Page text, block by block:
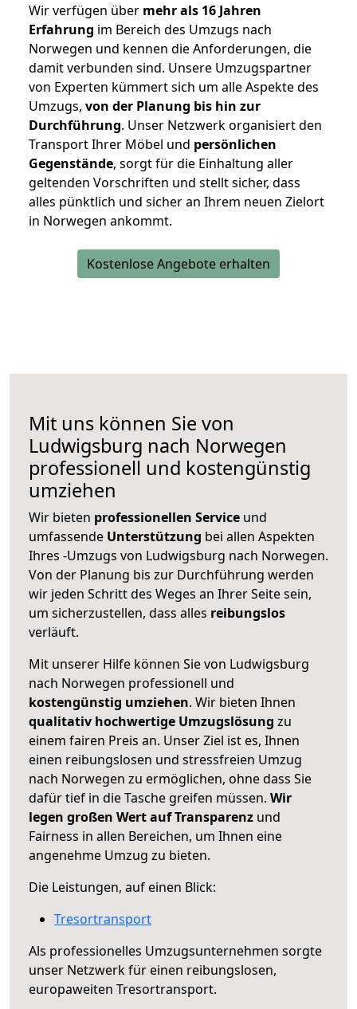
Wir verfügen über mehr als 16 Jahren
Erfahrung im Bereich des Umzugs nach
Norwegen und kennen die Anforderungen, die
damit verbunden sind. Unsere Umzugspartner
von Experten kümmert sich um alle Aspekte des
Umzugs, von der Planung bis hin zur
Durchführung. Unser Netzwerk organisiert den
Transport Ihrer Möbel und persönlichen
Gegenstände, sorgt für die Einhaltung aller
geltenden Vorschriften und stellt sicher, dass
alles pünktlich und sicher an Ihrem neuen Zielort
in Norwegen ankommt.
Kostenlose Angebote erhalten
Mit uns können Sie von
Ludwigsburg nach Norwegen
professionell und kostengünstig
umziehen
Wir bieten professionellen Service und
umfassende Unterstützung bei allen Aspekten
Ihres -Umzugs von Ludwigsburg nach Norwegen.
Von der Planung bis zur Durchführung werden
wir jeden Schritt des Weges an Ihrer Seite sein,
um sicherzustellen, dass alles reibungslos
verläuft.
Mit unserer Hilfe können Sie von Ludwigsburg
nach Norwegen professionell und
kostengünstig umziehen. Wir bieten Ihnen
qualitativ hochwertige Umzugslösung zu
einem fairen Preis an. Unser Ziel ist es, Ihnen
einen reibungslosen und stressfreien Umzug
nach Norwegen zu ermöglichen, ohne dass Sie
dafür tief in die Tasche greifen müssen. Wir
legen großen Wert auf Transparenz und
Fairness in allen Bereichen, um Ihnen eine
angenehme Umzug zu bieten.
Die Leistungen, auf einen Blick:
Tresortransport
Als professionelles Umzugsunternehmen sorgte
unser Netzwerk für einen reibungslosen,
europaweiten Tresortransport.